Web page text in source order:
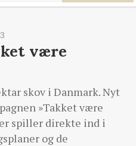
være
skov i Danmark. Nyt
»Takket være
spiller direkte ind i
og de